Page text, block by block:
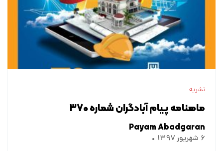
نشریه
ماهنامه پیام آبادگران شماره ۳۷۰
Payam Abadgaran
۶ شهریور ۱۳۹۷